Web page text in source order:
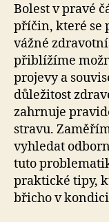
Bolest v pravé
příčin, které se
vážné
přiblížíme
projevy a
důležitost
zahrnuje
stravu.
vyhledat
tuto
praktické tipy,
břicho v